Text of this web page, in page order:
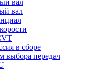
вал
вал
в сборе
выбора передач